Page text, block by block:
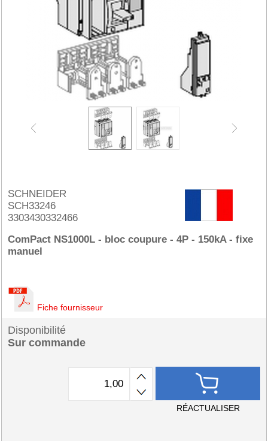
SCHNEIDER
SCH33246
3303430332466
ComPact NS1000L - bloc coupure - 4P - 150kA - fixe
manuel
Fiche fournisseur
Disponibilité
Sur commande
RÉACTUALISER